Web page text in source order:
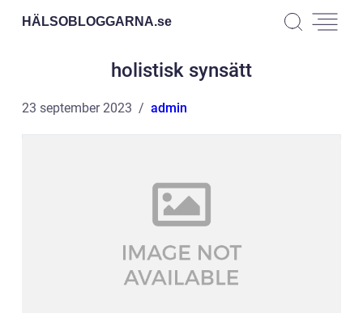
HÄLSOBLOGGARNA.se
holistisk synsätt
23 september 2023 admin